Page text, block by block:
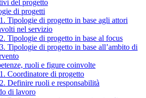
del progetto
di progetti
Tipologie di progetto in base agli attori
nel servizio
Tipologie di progetto in base al focus
Tipologie di progetto in base all’ambito di
ruoli e figure coinvolte
Coordinatore di progetto
Definire ruoli e responsabilità
di lavoro